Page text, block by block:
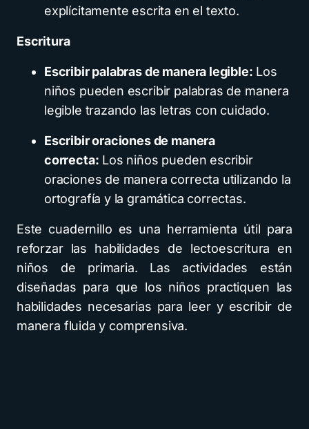
explícitamente escrita en el texto.
Escritura
Escribir palabras de manera legible: Los
niños pueden escribir palabras de manera
legible trazando las letras con cuidado.
Escribir oraciones de manera
correcta: Los niños pueden escribir
oraciones de manera correcta utilizando la
ortografía y la gramática correctas.
Este cuadernillo es una herramienta útil para
reforzar las habilidades de lectoescritura en
niños de primaria. Las actividades están
diseñadas para que los niños practiquen las
habilidades necesarias para leer y escribir de
manera fluida y comprensiva.